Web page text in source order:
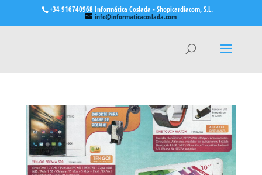
+34 916740968 Informática Coslada - Shopicardiacom, S.L.
info@informaticacoslada.com